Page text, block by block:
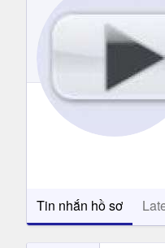
Tin nhắn hồ sơ